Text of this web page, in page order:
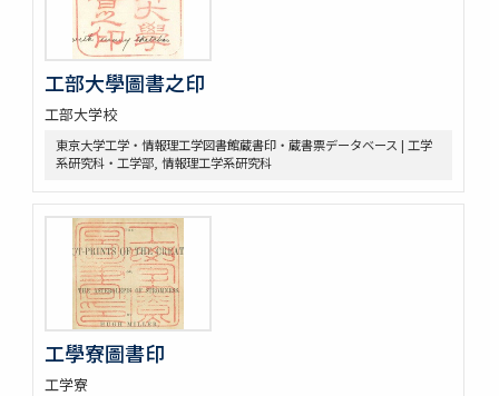
工部大學圖書之印
工部大学校
東京大学工学・情報理工学図書館蔵書印・蔵書票データベース | 工学
系研究科・工学部, 情報理工学系研究科
工學寮圖書印
工学寮